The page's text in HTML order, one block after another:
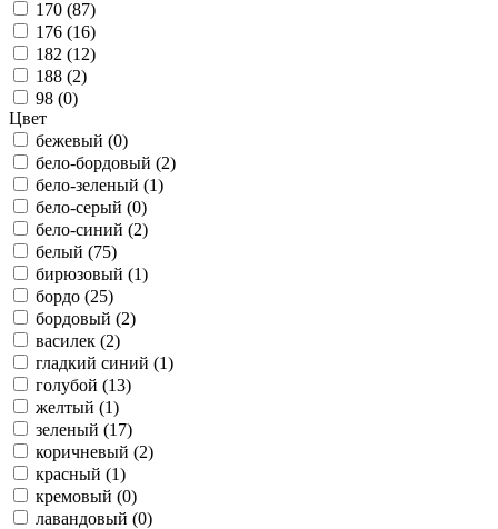
170 (87)
176 (16)
182 (12)
188 (2)
98 (0)
Цвет
бежевый (0)
бело-бордовый (2)
бело-зеленый (1)
бело-серый (0)
бело-синий (2)
белый (75)
бирюзовый (1)
бордо (25)
бордовый (2)
василек (2)
гладкий синий (1)
голубой (13)
желтый (1)
зеленый (17)
коричневый (2)
красный (1)
кремовый (0)
лавандовый (0)